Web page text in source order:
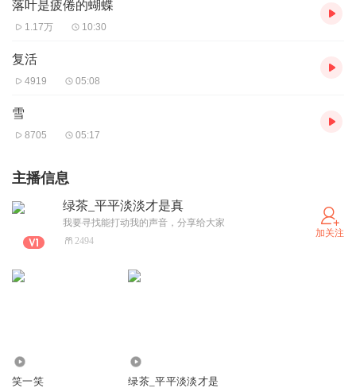
落叶是疲倦的蝴蝶
1.17万 10:30
复活
4919 05:08
雪
8705 05:17
主播信息
绿茶_平平淡淡才是真
我要寻找能打动我的声音，分享给大家
2494
加关注
笑一笑
绿茶_平平淡淡才是